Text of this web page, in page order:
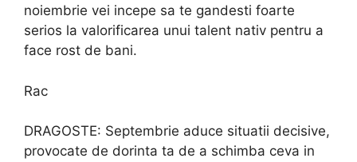
noiembrie vei incepe sa te gandesti foarte
serios la valorificarea unui talent nativ pentru a
face rost de bani.
Rac
DRAGOSTE: Septembrie aduce situatii decisive,
provocate de dorinta ta de a schimba ceva in